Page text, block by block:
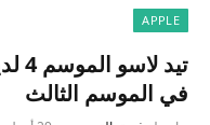
APPLE
في الموسم الثالث